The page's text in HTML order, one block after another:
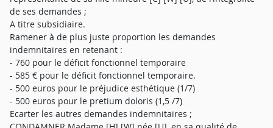
de ses demandes ;
A titre subsidiaire.
Ramener à de plus juste proportion les demandes
indemnitaires en retenant :
- 760 pour le déficit fonctionnel temporaire
- 585 € pour le déficit fonctionnel temporaire.
- 500 euros pour le préjudice esthétique (1/7)
- 500 euros pour le pretium doloris (1,5 /7)
Ecarter les autres demandes indemnitaires ;